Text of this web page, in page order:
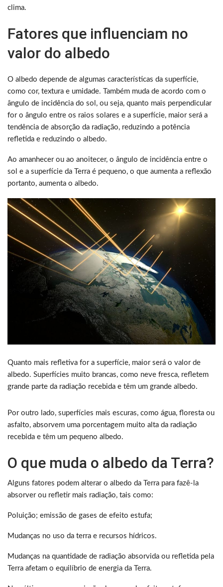
clima.
Fatores que influenciam no
valor do albedo
O albedo depende de algumas características da superfície,
como cor, textura e umidade. Também muda de acordo com o
ângulo de incidência do sol, ou seja, quanto mais perpendicular
for o ângulo entre os raios solares e a superfície, maior será a
tendência de absorção da radiação, reduzindo a potência
refletida e reduzindo o albedo.
Ao amanhecer ou ao anoitecer, o ângulo de incidência entre o
sol e a superfície da Terra é pequeno, o que aumenta a reflexão
portanto, aumenta o albedo.
Quanto mais refletiva for a superfície, maior será o valor de
albedo. Superfícies muito brancas, como neve fresca, refletem
grande parte da radiação recebida e têm um grande albedo.
Por outro lado, superfícies mais escuras, como água, floresta ou
asfalto, absorvem uma porcentagem muito alta da radiação
recebida e têm um pequeno albedo.
O que muda o albedo da Terra?
Alguns fatores podem alterar o albedo da Terra para fazê-la
absorver ou refletir mais radiação, tais como:
Poluição; emissão de gases de efeito estufa;
Mudanças no uso da terra e recursos hídricos.
Mudanças na quantidade de radiação absorvida ou refletida pela
Terra afetam o equilíbrio de energia da Terra.